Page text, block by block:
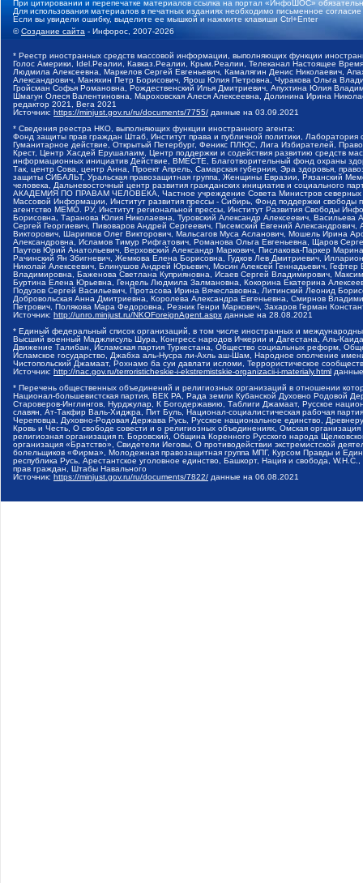
При цитировании и перепечатке материалов ссылка на портал «ИнфоШОС»
Для использования материалов в печатных изданиях необходимо письменное
Если вы увидели ошибку, выделите ее мышкой и нажмите клавиши Ctrl+Enter
©Создание сайта - Инфорос, 2007-2026
* Реестр иностранных средств массовой информации, выполняющих функции
Голос Америки, Idel.Реалии, Кавказ.Реалии, Крым.Реалии, Телеканал Настоящее
Людмила Алексеевна, Маркелов Сергей Евгеньевич, Камалягин Денис Николаевич,
Александрович, Маняхин Петр Борисович, Ярош Юлия Петровна, Чуракова Ольга
Гройсман Софья Романовна, Рождественский Илья Дмитриевич, Апухтина Юлия
Шмагун Олеся Валентиновна, Мароховская Алеся Алексеевна, Долинина Ирина
редактор 2021, Вега 2021
Источник: https://minjust.gov.ru/ru/documents/7755/ данные на 03.09.2021
* Сведения реестра НКО, выполняющих функции иностранного агента:
Фонд защиты прав граждан Штаб, Институт права и публичной политики,
Гуманитарное действие, Открытый Петербург, Феникс ПЛЮС, Лига Избирателей,
Крест, Центр Хасдей Ерушалаим, Центр поддержки и содействия развитию средств
информационных инициатив Действие, ВМЕСТЕ, Благотворительный фонд охраны
Так, центр Сова, центр Анна, Проект Апрель, Самарская губерния, Эра здоровья,
защиты СИБАЛЬТ, Уральская правозащитная группа, Женщины Евразии, Рязанский
человека, Дальневосточный центр развития гражданских инициатив и социального
АКАДЕМИЯ ПО ПРАВАМ ЧЕЛОВЕКА, Частное учреждение Совета Министров северных
Массовой Информации, Институт развития прессы - Сибирь, Фонд поддержки
агентство МЕМО. РУ, Институт региональной прессы, Институт Развития Свободы
Борисовна, Таранова Юлия Николаевна, Туровский Александр Алексеевич,
Сергей Георгиевич, Пивоваров Андрей Сергеевич, Писемский Евгений
Викторович, Шарипков Олег Викторович, Мальсагов Муса Асланович, Мошель Ирина
Александровна, Исламов Тимур Рифгатович, Романова Ольга Евгеньевна, Щаров
Паутов Юрий Анатольевич, Верховский Александр Маркович, Пислакова-Паркер
Рачинский Ян Збигневич, Жемкова Елена Борисовна, Гудков Лев Дмитриевич,
Николай Алексеевич, Блинушов Андрей Юрьевич, Мосин Алексей Геннадьевич,
Владимировна, Баженова Светлана Куприяновна, Исаев Сергей Владимирович,
Буртина Елена Юрьевна, Гендель Людмила Залмановна, Кокорина Екатерина
Подузов Сергей Васильевич, Протасова Ирина Вячеславовна, Литинский Леонид
Добровольская Анна Дмитриевна, Королева Александра Евгеньевна, Смирнов
Петрович, Полякова Мара Федоровна, Резник Генри Маркович, Захаров Герман
Источник: http://unro.minjust.ru/NKOForeignAgent.aspx данные на 28.08.2021
* Единый федеральный список организаций, в том числе иностранных и
Высший военный Маджлисуль Шура, Конгресс народов Ичкерии и Дагестана, Аль-
Движение Талибан, Исламская партия Туркестана, Общество социальных реформ,
Исламское государство, Джабха аль-Нусра ли-Ахль аш-Шам, Народное ополчение
Чистопольский Джамаат, Рохнамо ба суи давлати исломи, Террористическое
Источник: http://nac.gov.ru/terroristicheskie-i-ekstremistskie-organizacii-i-materialy.html
* Перечень общественных объединений и религиозных организаций в отношении
Национал-большевистская партия, ВЕК РА, Рада земли Кубанской Духовно Родовой
Староверов-Инглингов, Нурджулар, К Богодержавию, Таблиги Джамаат, Русское
славян, Ат-Такфир Валь-Хиджра, Пит Буль, Национал-социалистическая рабочая
Череповца, Духовно-Родовая Держава Русь, Русское национальное единство,
Кровь и Честь, О свободе совести и о религиозных объединениях, Омская
религиозная организация п. Боровский, Община Коренного Русского народа
организация «Братство», Свидетели Иеговы, О противодействии экстремистской
болельщиков «Фирма», Молодежная правозащитная группа МПГ, Курсом Правды и
республика Русь, Арестантское уголовное единство, Башкорт, Нация и свобода,
прав граждан, Штабы Навального
Источник: https://minjust.gov.ru/ru/documents/7822/ данные на 06.08.2021